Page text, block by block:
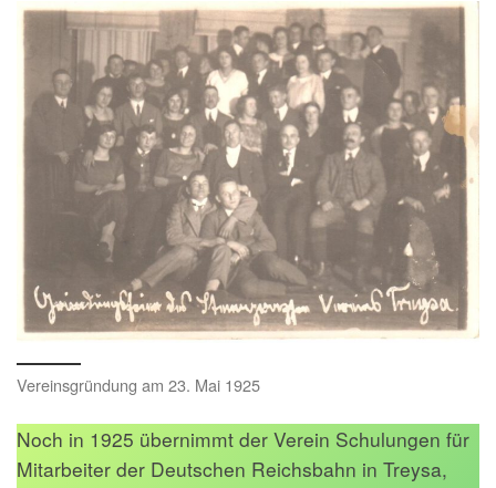
Vereinsgründung am 23. Mai 1925
Noch in 1925 übernimmt der Verein Schulungen für
Mitarbeiter der Deutschen Reichsbahn in Treysa,